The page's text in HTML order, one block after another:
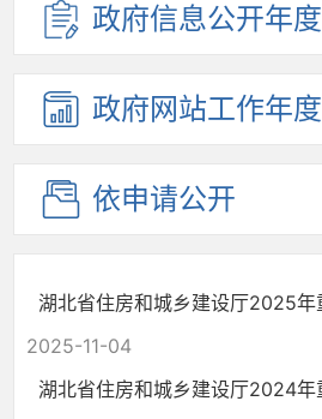
政府信息公开年度
政府网站工作年度
依申请公开
湖北省住房和城乡建设厅2025年
2025-11-04
湖北省住房和城乡建设厅2024年